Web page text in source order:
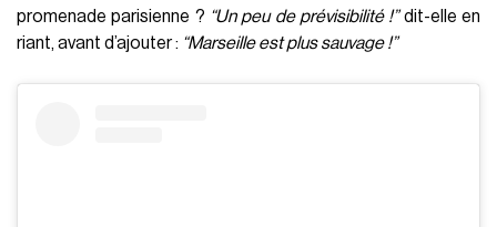
promenade parisienne ? “Un peu de prévisibilité !”dit-elle en
riant, avant d’ajouter : “Marseille est plus sauvage !”